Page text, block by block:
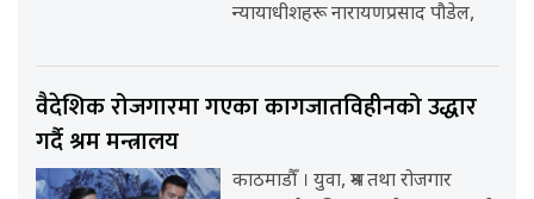
न्यायाधीशहरू नारायणप्रसाद पौडेल,
वैदेशिक रोजगारमा गएका कागजातविहीनको उद्धार
गर्दै श्रम मन्त्रालय
काठमाडौँ । युवा, श्रम तथा रोजगार